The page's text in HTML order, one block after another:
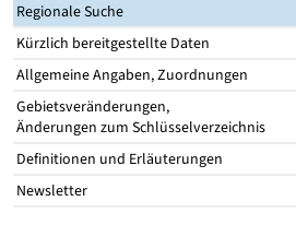
Regionale Suche
Kürzlich bereitgestellte Daten
Allgemeine Angaben, Zuordnungen
Gebietsveränderungen,
Änderungen zum Schlüsselverzeichnis
Definitionen und Erläuterungen
Newsletter